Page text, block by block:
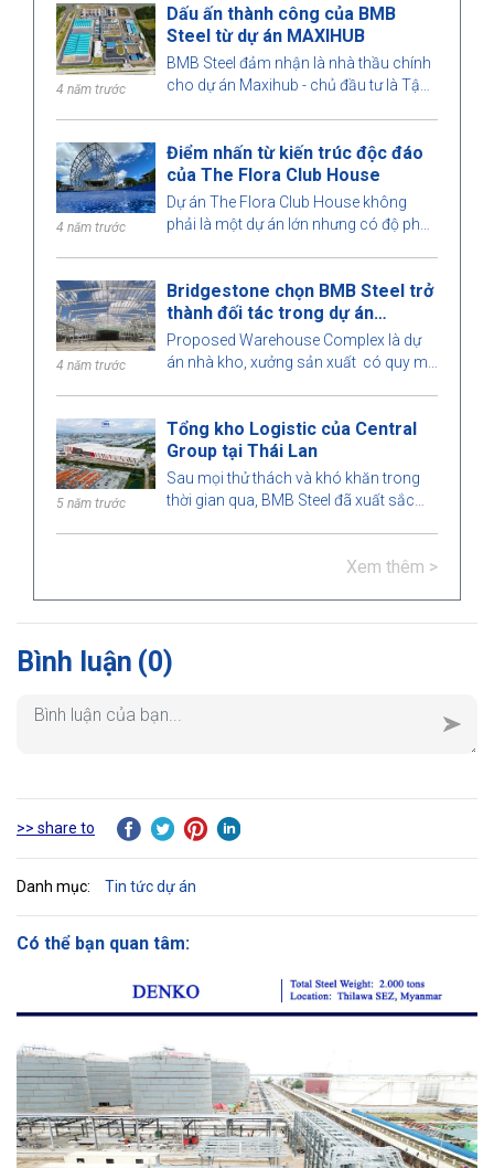
4 năm trước
Dấu ấn thành công của BMB
Steel từ dự án MAXIHUB
BMB Steel đảm nhận là nhà thầu chính
cho dự án Maxihub - chủ đầu tư là Tập
4 năm trước
Điểm nhấn từ kiến trúc độc đáo
của The Flora Club House
Dự án The Flora Club House không
phải là một dự án lớn nhưng có độ phức
hoàn hảo. Hãy cùng BMB Steel tìm hiểu
mô hình nhà thép tiền chế thú vị này
nhé!
4 năm trước
Bridgestone chọn BMB Steel trở
thành đối tác trong dự án
Warehouse Complex
Proposed Warehouse Complex là dự
án nhà kho, xưởng sản xuất có quy mô
5 năm trước
Tổng kho Logistic của Central
Group tại Thái Lan
Sau mọi thử thách và khó khăn trong
thời gian qua, BMB Steel đã xuất sắc
Xem thêm >
Bình luận (0)
>> share to
Danh mục: Tin tức dự án
Có thể bạn quan tâm: